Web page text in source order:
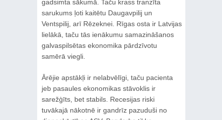
gadsimta sākumā. Taču krass tranzīta
sarukums ļoti kaitētu Daugavpilij un
Ventspilij, arī Rēzeknei. Rīgas osta ir Latvijas
lielākā, taču tās ienākumu samazināšanos
galvaspilsētas ekonomika pārdzīvotu
samērā viegli.
Ārējie apstākļi ir nelabvēlīgi, taču pacienta
jeb pasaules ekonomikas stāvoklis ir
sarežģīts, bet stabils. Recesijas riski
tuvākajā nākotnē ir gandrīz pazuduši no